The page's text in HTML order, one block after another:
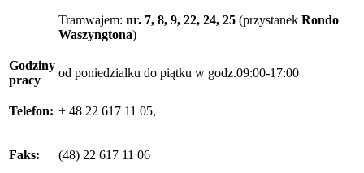
Tramwajem: nr. 7, 8, 9, 22, 24, 25 (przystanek Rondo
Waszyngtona)
Godziny
pracy
od poniedzialku do piątku w godz.09:00-17:00
Telefon: + 48 22 617 11 05,
Faks: (48) 22 617 11 06